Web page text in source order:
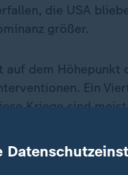
die USA
größer.
auf dem Höhepunkt
Ein
Kriege sind
Frieden